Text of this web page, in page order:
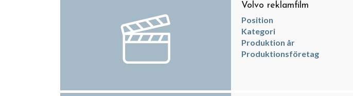
Volvo reklamfilm
Position
Kategori
Produktion år
Produktionsföretag